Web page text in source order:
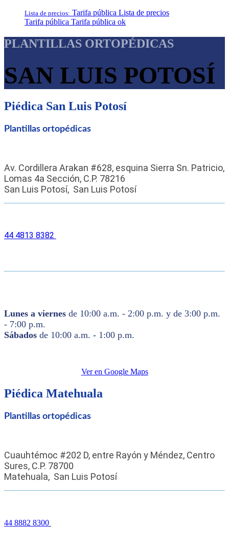
Lista de precios: Tarifa pública Lista de precios
Tarifa pública Tarifa pública ok
PLANTILLAS ORTOPÉDICAS
SAN LUIS POTOSÍ
Piédica San Luis Potosí
Plantillas ortopédicas
Av. Cordillera Arakan #628, esquina Sierra Sn. Patricio,
Lomas 4a Sección, C.P. 78216
San Luis Potosí, San Luis Potosí
44 4813 8382
Lunes a viernes de 10:00 a.m. - 2:00 p.m. y de 3:00 p.m.
- 7:00 p.m.
Sábados de 10:00 a.m. - 1:00 p.m.
Ver en Google Maps
Piédica Matehuala
Plantillas ortopédicas
Cuauhtémoc #202 D, entre Rayón y Méndez, Centro
Sures, C.P. 78700
Matehuala, San Luis Potosí
44 8882 8300